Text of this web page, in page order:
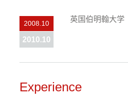
2008.10
2010.10
英国伯明翰大学
Experience